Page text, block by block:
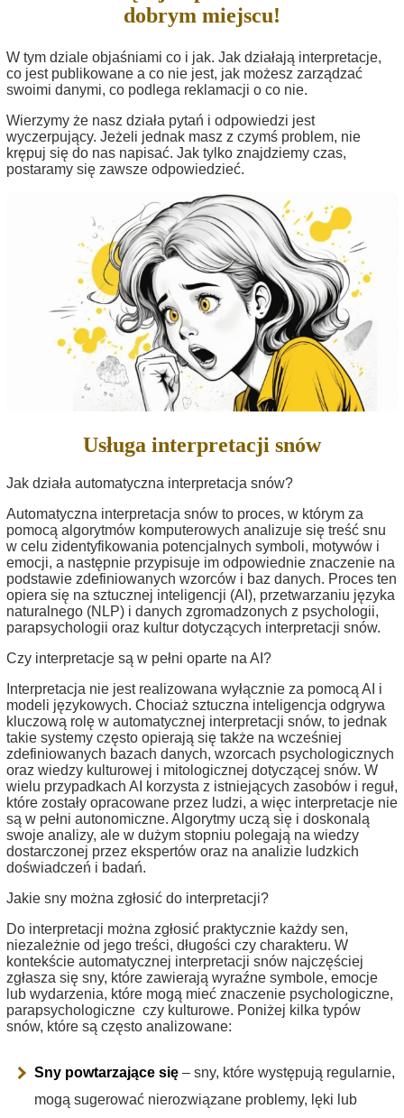
dobrym miejscu!
W tym dziale objaśniami co i jak. Jak działają interpretacje,
co jest publikowane a co nie jest, jak możesz zarządzać
swoimi danymi, co podlega reklamacji o co nie.
Wierzymy że nasz działa pytań i odpowiedzi jest
wyczerpujący. Jeżeli jednak masz z czymś problem, nie
krępuj się do nas napisać. Jak tylko znajdziemy czas,
postaramy się zawsze odpowiedzieć.
Usługa interpretacji snów
Jak działa automatyczna interpretacja snów?
Automatyczna interpretacja snów to proces, w którym za
pomocą algorytmów komputerowych analizuje się treść snu
w celu zidentyfikowania potencjalnych symboli, motywów i
emocji, a następnie przypisuje im odpowiednie znaczenie na
podstawie zdefiniowanych wzorców i baz danych. Proces ten
opiera się na sztucznej inteligencji (AI), przetwarzaniu języka
naturalnego (NLP) i danych zgromadzonych z psychologii,
parapsychologii oraz kultur dotyczących interpretacji snów.
Czy interpretacje są w pełni oparte na AI?
Interpretacja nie jest realizowana wyłącznie za pomocą AI i
modeli językowych. Chociaż sztuczna inteligencja odgrywa
kluczową rolę w automatycznej interpretacji snów, to jednak
takie systemy często opierają się także na wcześniej
zdefiniowanych bazach danych, wzorcach psychologicznych
oraz wiedzy kulturowej i mitologicznej dotyczącej snów. W
wielu przypadkach AI korzysta z istniejących zasobów i reguł,
które zostały opracowane przez ludzi, a więc interpretacje nie
są w pełni autonomiczne. Algorytmy uczą się i doskonalą
swoje analizy, ale w dużym stopniu polegają na wiedzy
dostarczonej przez ekspertów oraz na analizie ludzkich
doświadczeń i badań.
Jakie sny można zgłosić do interpretacji?
Do interpretacji można zgłosić praktycznie każdy sen,
niezależnie od jego treści, długości czy charakteru. W
kontekście automatycznej interpretacji snów najczęściej
zgłasza się sny, które zawierają wyraźne symbole, emocje
lub wydarzenia, które mogą mieć znaczenie psychologiczne,
parapsychologiczne czy kulturowe. Poniżej kilka typów
snów, które są często analizowane:
Sny powtarzające się – sny, które występują regularnie,
mogą sugerować nierozwiązane problemy, lęki lub